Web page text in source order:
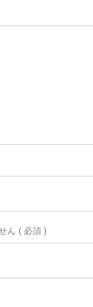
ん ( 必須 )